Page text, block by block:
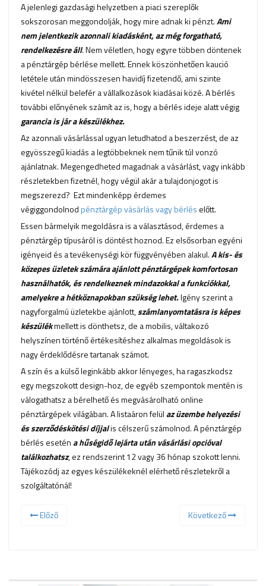
A jelenlegi gazdasági helyzetben a piaci szereplők
sokszorosan meggondolják, hogy mire adnak ki pénzt.Ami
nem jelentkezik azonnali kiadásként, az még forgatható,
rendelkezésre áll. Nem véletlen, hogy egyre többen döntenek
a pénztárgép bérlése mellett. Ennek köszönhetően kaució
letétele után mindösszesen havidíj fizetendő, ami szinte
kivétel nélkül belefér a vállalkozások kiadásai közé. A bérlés
további előnyének számít az is, hogy a bérlés ideje alatt végig
garancia is jár a készülékhez.
Az azonnali vásárlással ugyan letudhatod a beszerzést, de az
egyösszegű kiadás a legtöbbeknek nem tűnik túl vonzó
ajánlatnak. Megengedheted magadnak a vásárlást, vagy inkább
részletekben fizetnél, hogy végül akár a tulajdonjogot is
megszerezd? Ezt mindenképp érdemes
végiggondolnodpénztárgép vásárlás vagy bérlés előtt.
Essen bármelyik megoldásra is a választásod, érdemes a
pénztárgép típusáról is döntést hoznod. Ez elsősorban egyéni
igényeid és a tevékenységi kör függvényében alakul.A kis- és
közepes üzletek számára ajánlott pénztárgépek komfortosan
használhatók, és rendelkeznek mindazokkal a funkciókkal,
amelyekre a hétköznapokban szükség lehet.Igény szerint a
nagyforgalmú üzletekbe ajánlott,számlanyomtatásra is képes
készülékmellett is dönthetsz, de a mobilis, váltakozó
helyszínen történő értékesítéshez alkalmas megoldások is
nagy érdeklődésre tartanak számot.
A szín és a külső leginkább akkor lényeges, ha ragaszkodsz
egy megszokott design-hoz, de egyéb szempontok mentén is
válogathatsz a bérelhető és megvásárolható online
pénztárgépek világában. A listaáron felülaz üzembe helyezési
és szerződéskötési díjjalis célszerű számolnod. A pénztárgép
bérlés eseténa hűségidő lejárta után vásárlási opcióval
találkozhatsz, ez rendszerint 12 vagy 36 hónap szokott lenni.
Tájékozódj az egyes készülékeknél elérhető részletekről a
szolgáltatónál!
Előző Következő